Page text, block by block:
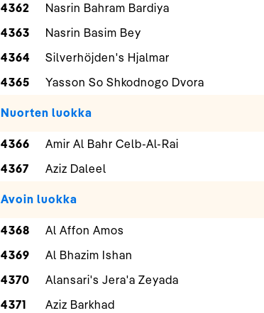
4362
Nasrin Bahram Bardiya
4363
Nasrin Basim Bey
4364
Silverhöjden's Hjalmar
4365
Yasson So Shkodnogo Dvora
Nuorten luokka
4366 Amir Al Bahr Celb-Al-Rai
4367
Aziz Daleel
Avoin luokka
4368 Al Affon Amos
4369
Al Bhazim Ishan
4370
Alansari's Jera'a Zeyada
4371
Aziz Barkhad